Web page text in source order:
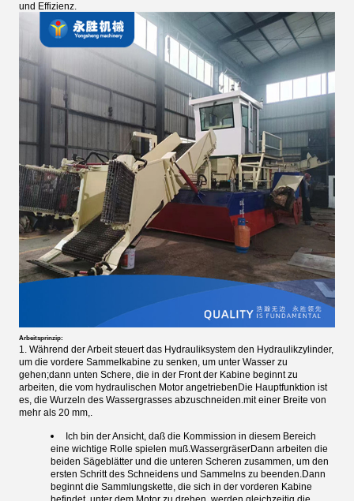
und Effizienz.
Arbeitsprinzip:
1. Während der Arbeit steuert das Hydrauliksystem den Hydraulikzylinder,
um die vordere Sammelkabine zu senken, um unter Wasser zu
gehen;dann unten Schere, die in der Front der Kabine beginnt zu
arbeiten, die vom hydraulischen Motor angetriebenDie Hauptfunktion ist
es, die Wurzeln des Wassergrasses abzuschneiden.mit einer Breite von
mehr als 20 mm,.
Ich bin der Ansicht, daß die Kommission in diesem Bereich
eine wichtige Rolle spielen muß.WassergräserDann arbeiten die
beiden Sägeblätter und die unteren Scheren zusammen, um den
ersten Schritt des Schneidens und Sammelns zu beenden.Dann
beginnt die Sammlungskette, die sich in der vorderen Kabine